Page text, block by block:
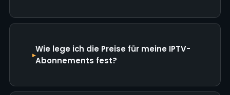
Wie lege ich die Preise für meine IPTV-
Abonnements fest?